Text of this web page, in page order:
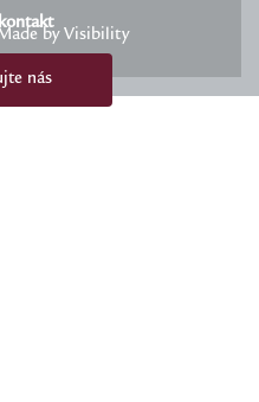
nás
by Visibility